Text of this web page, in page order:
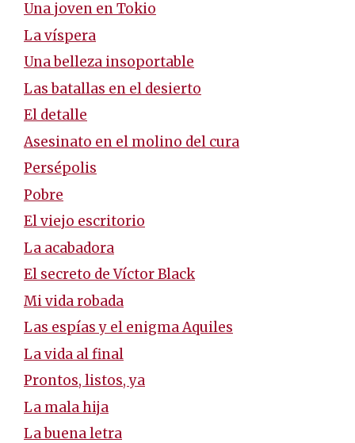
Una joven en Tokio
La víspera
Una belleza insoportable
Las batallas en el desierto
El detalle
Asesinato en el molino del cura
Persépolis
Pobre
El viejo escritorio
La acabadora
El secreto de Víctor Black
Mi vida robada
Las espías y el enigma Aquiles
La vida al final
Prontos, listos, ya
La mala hija
La buena letra